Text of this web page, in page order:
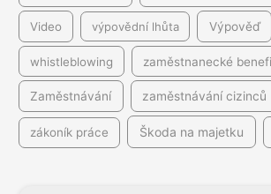
Video výpovědní lhůta Výpověď
whistleblowing zaměstnanecké
Zaměstnávání zaměstnávání cizinců
zákoník práce Škoda na majetku